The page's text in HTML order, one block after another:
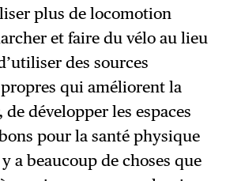
plus de locomotion
et faire du vélo au lieu
des sources
propres qui améliorent la
de développer les espaces
pour la santé physique
a beaucoup de choses que